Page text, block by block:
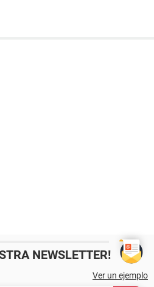
NEWSLETTER!
Ver un ejemplo